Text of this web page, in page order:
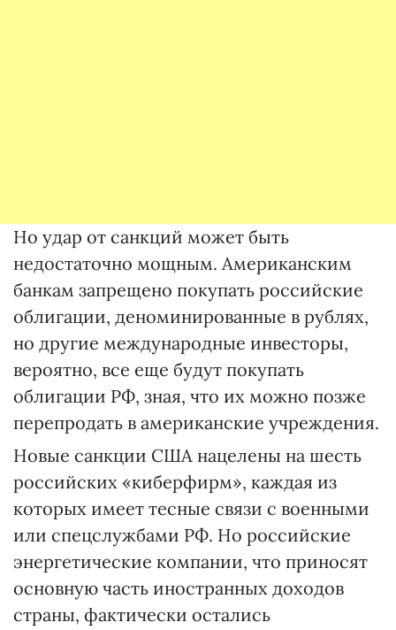
Но удар от санкций может быть
недостаточно мощным. Американским
банкам запрещено покупать российские
облигации, деноминированные в рублях,
но другие международные инвесторы,
вероятно, все еще будут покупать
облигации РФ, зная, что их можно позже
перепродать в американские учреждения.
Новые санкции США нацелены на шесть
российских «киберфирм», каждая из
которых имеет тесные связи с военными
или спецслужбами РФ. Но российские
энергетические компании, что приносят
основную часть иностранных доходов
страны, фактически остались